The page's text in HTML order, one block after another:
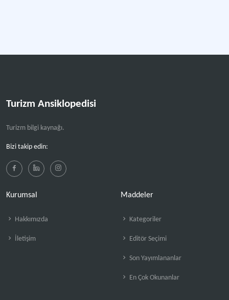
Turizm Ansiklopedisi
Turizm bilgi kaynağı.
Bizi takip edin:
Kurumsal
Hakkımızda
İletişim
Maddeler
Kategoriler
Editör Seçimi
Son Yayımlananlar
En Çok Okunanlar